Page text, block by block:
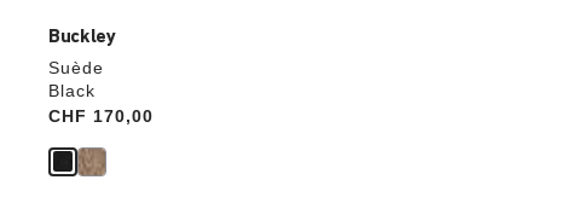
Buckley
Suède
Black
Price:
CHF 170,00